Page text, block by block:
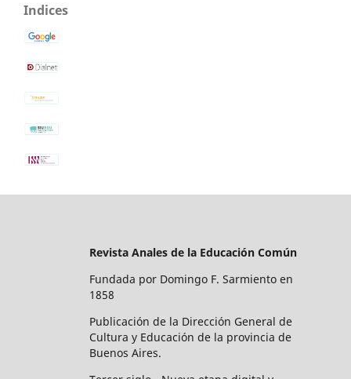
Indices
Revista Anales de la Educación Común
Fundada por Domingo F. Sarmiento en
1858
Publicación de la Dirección General de
Cultura y Educación de la provincia de
Buenos Aires.